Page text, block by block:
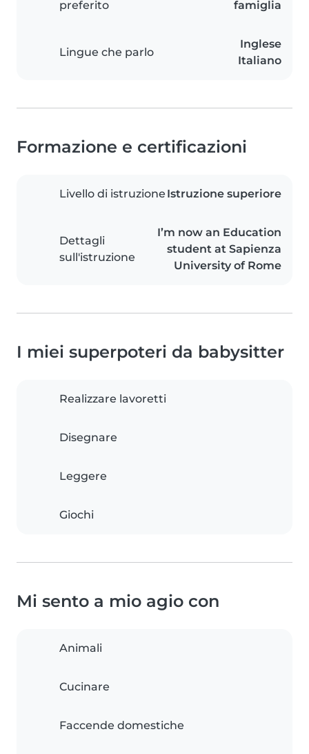
preferito
famiglia
Lingue che parlo
Inglese
Italiano
Formazione e certificazioni
Livello di istruzione Istruzione superiore
Dettagli
sull'istruzione
I’m now an Education
student at Sapienza
University of Rome
I miei superpoteri da babysitter
Realizzare lavoretti
Disegnare
Leggere
Giochi
Mi sento a mio agio con
Animali
Cucinare
Faccende domestiche